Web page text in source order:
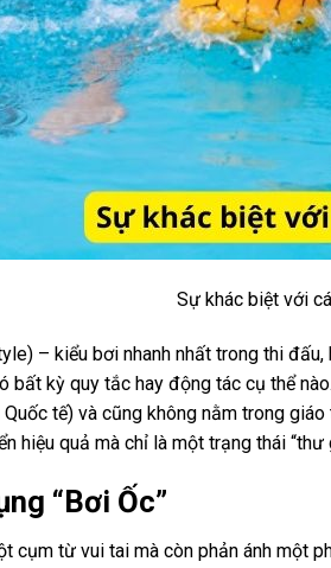
Sự khác biệt với
– kiểu bơi nhanh nhất trong thi
bất kỳ quy tắc hay động tác cụ thể
tế) và cũng không nằm trong
hiệu quả mà chỉ là một trạng thái “thư
“Bơi Ốc”
cụm từ vui tai mà còn phản ánh một